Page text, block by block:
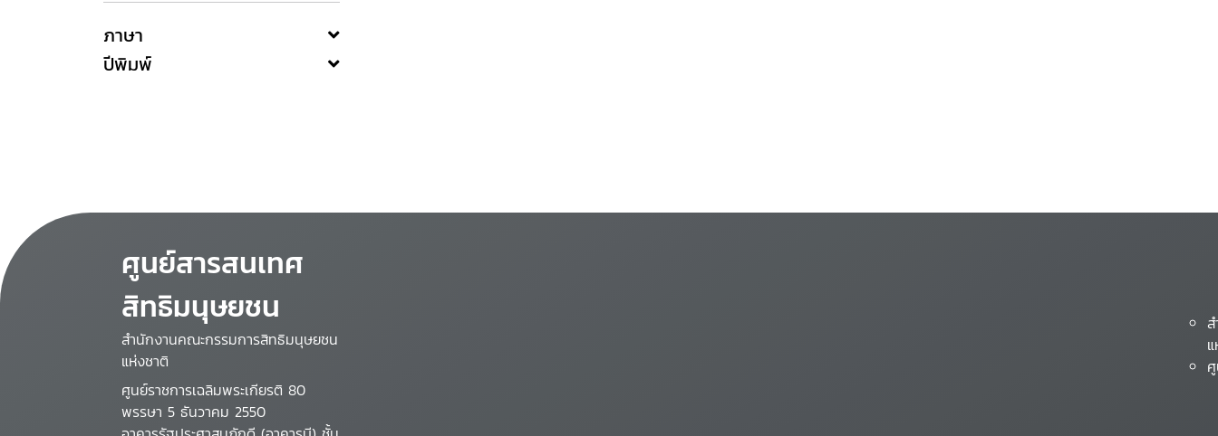
ภาษา
ปีพิมพ์
ศูนย์สารสนเทศ
สิทธิมนุษยชน
สำนักงานคณะกรรมการสิทธิมนุษยชน
แห่งชาติ
ศูนย์ราชการเฉลิมพระเกียรติ 80
พรรษา 5 ธันวาคม 2550